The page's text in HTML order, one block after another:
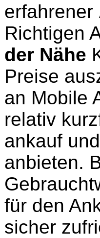
erfahrener
Richtigen
der Nähe
Preise
an Mobile
relativ
ankauf
anbieten.
für den
sicher